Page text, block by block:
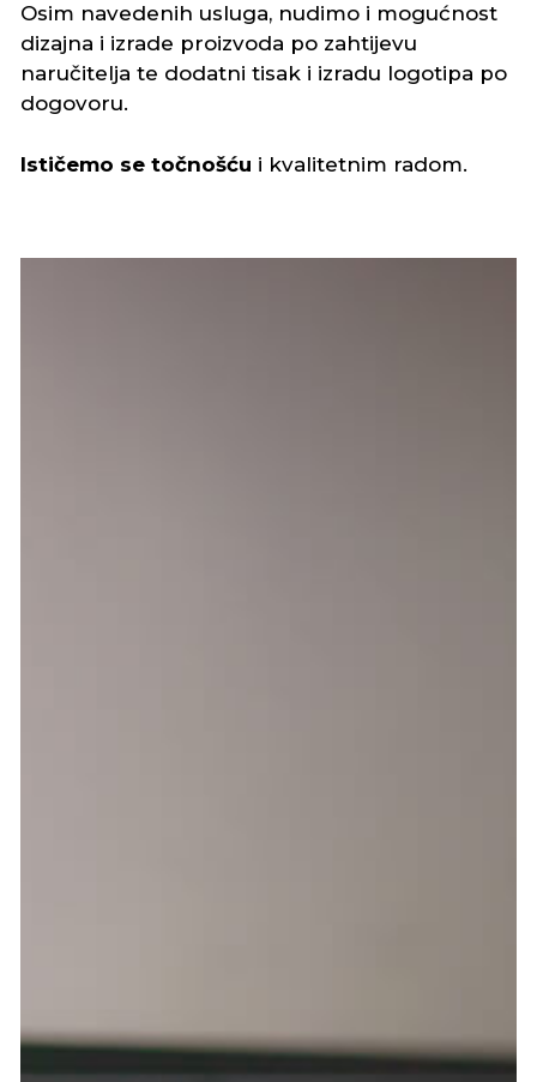
Osim navedenih usluga, nudimo i mogućnost
dizajna i izrade proizvoda po zahtijevu
naručitelja te dodatni tisak i izradu logotipa po
dogovoru.
Ističemo se točnošću i kvalitetnim radom.